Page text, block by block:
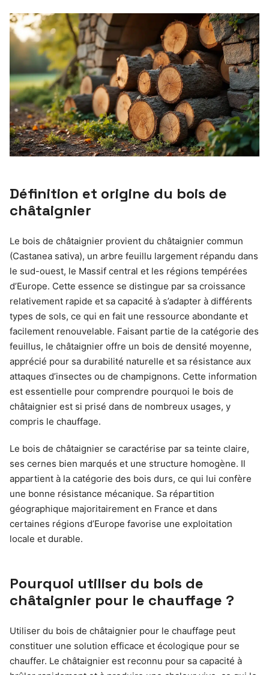
Définition et origine du bois de
châtaignier
Le bois de châtaignier provient du châtaignier commun
(Castanea sativa), un arbre feuillu largement répandu dans
le sud-ouest, le Massif central et les régions tempérées
d’Europe. Cette essence se distingue par sa croissance
relativement rapide et sa capacité à s’adapter à différents
types de sols, ce qui en fait une ressource abondante et
facilement renouvelable. Faisant partie de la catégorie des
feuillus, le châtaignier offre un bois de densité moyenne,
apprécié pour sa durabilité naturelle et sa résistance aux
attaques d’insectes ou de champignons. Cette information
est essentielle pour comprendre pourquoi le bois de
châtaignier est si prisé dans de nombreux usages, y
compris le chauffage.
Le bois de châtaignier se caractérise par sa teinte claire,
ses cernes bien marqués et une structure homogène. Il
appartient à la catégorie des bois durs, ce qui lui confère
une bonne résistance mécanique. Sa répartition
géographique majoritairement en France et dans
certaines régions d’Europe favorise une exploitation
locale et durable.
Pourquoi utiliser du bois de
châtaignier pour le chauffage ?
Utiliser du bois de châtaignier pour le chauffage peut
constituer une solution efficace et écologique pour se
chauffer. Le châtaignier est reconnu pour sa capacité à